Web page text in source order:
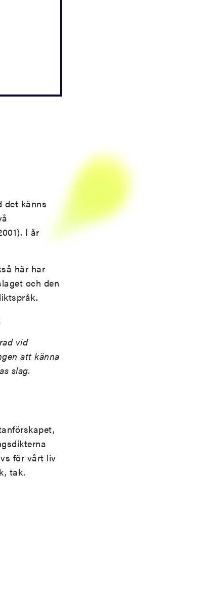
det känns
I år
här har
och den
vid
att känna
slag.
för vårt liv
tak.